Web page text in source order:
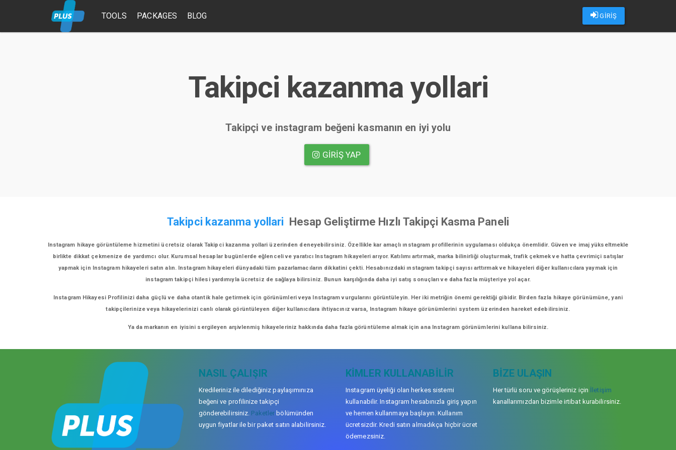
GİRİŞ
TOOLS PACKAGES BLOG
Takipci kazanma yollari
Takipçi ve instagram beğeni kasmanın en iyi yolu
GIRIŞ YAP
Takipci kazanma yollari Hesap Geliştirme Hızlı Takipçi Kasma Paneli
Instagram hikaye görüntüleme hizmetini ücretsiz olarak Takipci kazanma yollari üzerinden deneyebilirsiniz. Özellikle kar amaçlı ınstagram profillerinin uygulaması oldukça önemlidir. Güven ve imaj yükseltmekle
birlikte dikkat çekmenize de yardımcı olur. Kurumsal hesaplar bugünlerde eğlenceli ve yaratıcı Instagram hikayeleri arıyor. Katılımı artırmak, marka bilinirliği oluşturmak, trafik çekmek ve hatta çevrimiçi satışlar
yapmak için Instagram hikayeleri satın alın. Instagram hikayeleri dünyadaki tüm pazarlamacıların dikkatini çekti. Hesabınızdaki ınstagram takipçi sayısı arttırmak ve hikayeleri diğer kullanıcılara yaymak için
instagram takipçi hilesi yardımıyla ücretsiz de sağlaya bilirsiniz. Bunun karşılığında daha iyi satış sonuçları ve daha fazla müşteriye yol açar.
Instagram Hikayesi Profilinizi daha güçlü ve daha otantik hale getirmek için görünümleri veya Instagram vurgularını görüntüleyin. Her iki metriğin önemi gerektiği gibidir. Birden fazla hikaye görünümüne, yani
takipçilerinize veya hikayelerinizi canlı olarak görüntüleyen diğer kullanıcılara ihtiyacınız varsa, Instagram hikaye görünümlerini system üzerinden hareket edebilirsiniz.
Ya da markanın en iyisini sergileyen arşivlenmiş hikayeleriniz hakkında daha fazla görüntüleme almak için ana Instagram görünümlerini kullana bilirsiniz.
NASIL ÇALIŞIR
Kredileriniz ile dilediğiniz paylaşımınıza
beğeni ve profilinize takipçi
gönderebilirsiniz. Paketler bölümünden
uygun fiyatlar ile bir paket satın alabilirsiniz.
KIMLER KULLANABILIR
Instagram üyeliği olan herkes sistemi
kullanabilir. Instagram hesabınızla giriş yapın
ve hemen kullanmaya başlayın. Kullanım
ücretsizdir. Kredi satın almadıkça hiçbir ücret
ödemezsiniz.
BIZE ULAŞIN
Her türlü soru ve görüşleriniz için İletişim
kanallarımızdan bizimle irtibat kurabilirsiniz.